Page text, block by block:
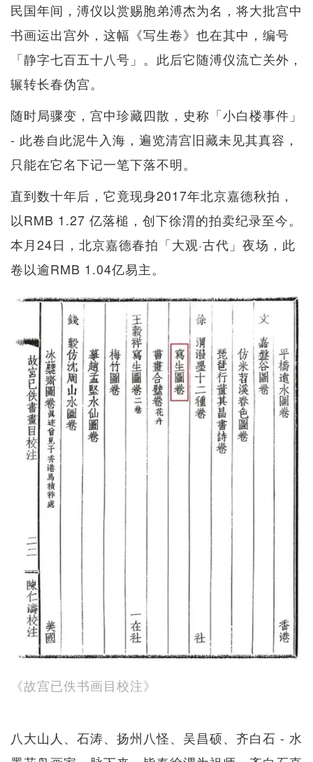
民国年间，溥仪以赏赐胞弟溥杰为名，将大批宫中
书画运出宫外，这幅《写生卷》也在其中，编号
「静字七百五十八号」。此后它随溥仪流亡关外，
辗转长春伪宫。
随时局骤变，宫中珍藏四散，史称「小白楼事件」
- 此卷自此泥牛入海，遍览清宫旧藏未见其真容，
只能在它名下记一笔下落不明。
直到数十年后，它竟现身2017年北京嘉德秋拍，
以RMB 1.27 亿落槌，创下徐渭的拍卖纪录至今。
本月24日，北京嘉德春拍「大观·古代」夜场，此
卷以逾RMB 1.04亿易主。
《故宫已佚书画目校注》
八大山人、石涛、扬州八怪、吴昌硕、齐白石 - 水